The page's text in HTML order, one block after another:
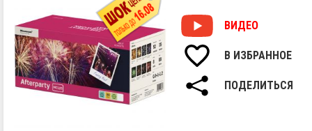
ВИДЕО
В ИЗБРАННОЕ
ПОДЕЛИТЬСЯ